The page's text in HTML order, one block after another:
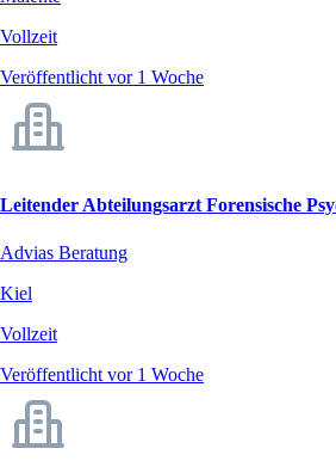
Vollzeit
Veröffentlicht vor 1 Woche
Leitender Abteilungsarzt Forensische
Advias Beratung
Kiel
Vollzeit
Veröffentlicht vor 1 Woche